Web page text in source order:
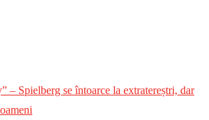
– Spielberg se întoarce la extratereștri, dar